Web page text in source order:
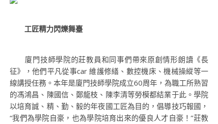
工匠精力閃爍舞臺
廈門技師學院的莊教員和同事們帶來原創情形朗讀《長
征》，他們平凡從事car 維護修繕、數控機床、機械操縱等一
線講授任務。本年是廈門技師學院成立60周年，為職工所熟習
的馮鴻昌、陳國信、鄭龍枝、陳李清等勞模都結業于此。學院
以培育誠、精、勤、毅的年夜國工匠為目的，倡導技巧報國，
“我們為學院自豪，也為學院培育出來的優良人才自豪！”莊教